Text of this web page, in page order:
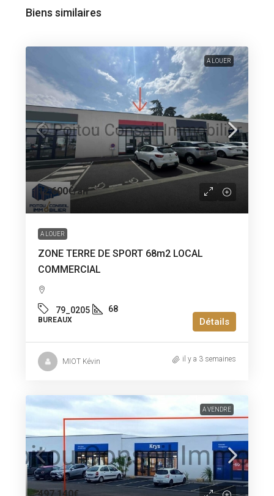
Biens similaires
A LOUER
12 600€/an
A LOUER
ZONE TERRE DE SPORT 68m2 LOCAL
COMMERCIAL
79_0205 68
BUREAUX Détails
MIOT Kévin il y a 3 semaines
A VENDRE